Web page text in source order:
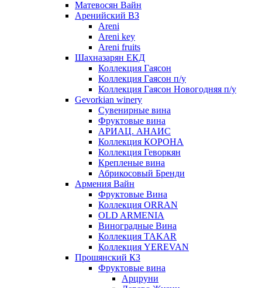
Матевосян Вайн
Аренийский ВЗ
Areni
Areni key
Areni fruits
Шахназарян ЕКД
Коллекция Гаясон
Коллекция Гаясон п/у
Коллекция Гаясон Новогодняя п/у
Gevorkian winery
Сувенирные вина
Фруктовые вина
АРИАЦ. АНАИС
Коллекция КОРОНА
Коллекция Геворкян
Крепленые вина
Абрикосовый Бренди
Армения Вайн
Фруктовые Вина
Коллекция ORRAN
OLD ARMENIA
Виноградные Вина
Коллекция TAKAR
Коллекция YEREVAN
Прошянский КЗ
Фруктовые вина
Арцруни